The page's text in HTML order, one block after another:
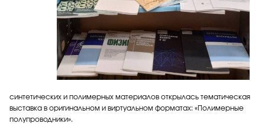
синтетических и полимерных материалов открылась тематическая
выставка в оригинальном и виртуальном форматах: «Полимерные
полупроводники».